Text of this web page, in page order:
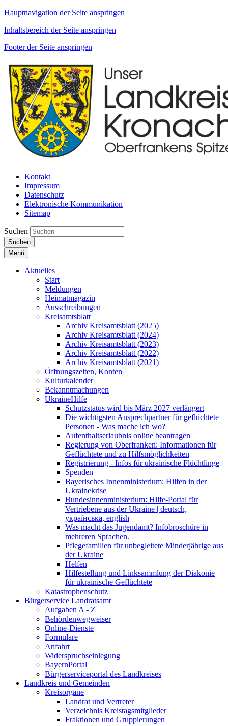
Hauptnavigation der Seite anspringen
Inhaltsbereich der Seite anspringen
Footer der Seite anspringen
Kontakt
Impressum
Datenschutz
Elektronische Kommunikation
Sitemap
Suchen
Suchen
Menü
Aktuelles
Start
Meldungen
Heimatmagazin
Ausschreibungen
Kreisamtsblatt
Archiv Kreisamtsblatt (2025)
Archiv Kreisamtsblatt (2024)
Archiv Kreisamtsblatt (2023)
Archiv Kreisamtsblatt (2022)
Archiv Kreisamtsblatt (2021)
Öffnungszeiten, Konten
Kulturkalender
Bekanntmachungen
UkraineHilfe
Schutzstatus wird bis März 2027 verlängert
Die wichtigsten Ansprechpartner für geflüchtete
Personen - Was mache ich wo?
Aufenthaltserlaubnis online beantragen
Regierung von Oberfranken: Informationen für
Geflüchtete und zu Hilfsmöglichkeiten
Registrierung - Infos für ukrainische Flüchtlinge
Spenden
Bayerisches Innenministerium: Hilfen in der
Ukrainekrise
Bundesinnenministerium: Hilfe-Portal für
Vertriebene aus der Ukraine | deutsch,
українська, english
Was macht das Jugendamt? Infobroschüre in
mehreren Sprachen.
Pflegefamilien für unbegleitete Minderjährige aus
der Ukraine
Helfen
Hilfestellung und Linksammlung der Diakonie
für ukrainische Geflüchtete
Katastrophenschutz
Bürgerservice Landratsamt
Aufgaben A - Z
Behördenwegweiser
Online-Dienste
Formulare
Anfahrt
Widerspruchseinlegung
BayernPortal
Bürgerserviceportal des Landkreises
Landkreis und Gemeinden
Kreisorgane
Landrat und Vertreter
Verzeichnis Kreistagsmitglieder
Fraktionen und Gruppierungen